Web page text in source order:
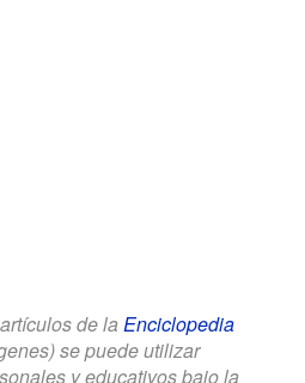
de la Enciclopedia
se puede utilizar
y educativos bajo la